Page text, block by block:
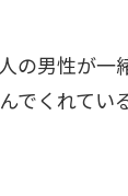
の男性が
くれてい